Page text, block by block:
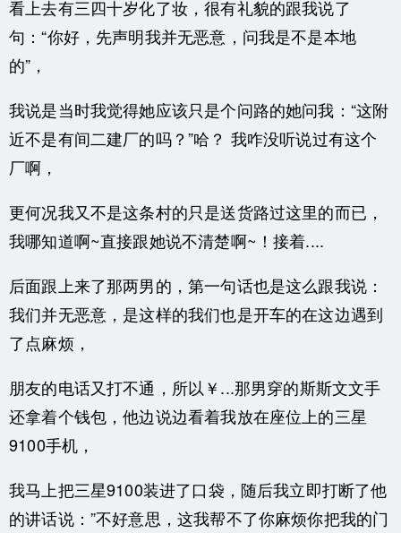
看上去有三四十岁化了妆，很有礼貌的跟我说了
句：“你好，先声明我并无恶意，问我是不是本地
的”，
我说是当时我觉得她应该只是个问路的她问我：“这附
近不是有间二建厂的吗？”哈？ 我咋没听说过有这个
厂啊，
更何况我又不是这条村的只是送货路过这里的而已，
我哪知道啊~直接跟她说不清楚啊~！接着....
后面跟上来了那两男的，第一句话也是这么跟我说：
我们并无恶意，是这样的我们也是开车的在这边遇到
了点麻烦，
朋友的电话又打不通，所以￥...那男穿的斯斯文文手
还拿着个钱包，他边说边看着我放在座位上的三星
9100手机，
我马上把三星9100装进了口袋，随后我立即打断了他
的讲话说：”不好意思，这我帮不了你麻烦你把我的门